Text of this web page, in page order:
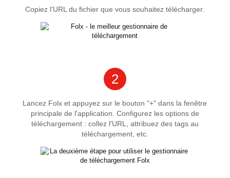
Copiez l'URL du fichier que vous souhaitez télécharger.
2
Lancez Folx et appuyez sur le bouton "+" dans la fenêtre
principale de l'application. Configurez les options de
téléchargement : collez l'URL, attribuez des tags au
téléchargement, etc.